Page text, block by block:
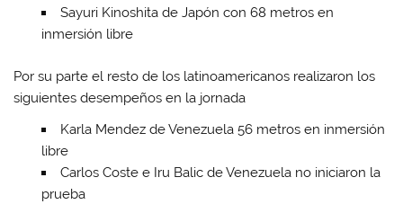
Sayuri Kinoshita de Japón con 68 metros en
inmersión libre
Por su parte el resto de los latinoamericanos realizaron los
siguientes desempeños en la jornada
Karla Mendez de Venezuela 56 metros en inmersión
libre
Carlos Coste e Iru Balic de Venezuela no iniciaron la
prueba